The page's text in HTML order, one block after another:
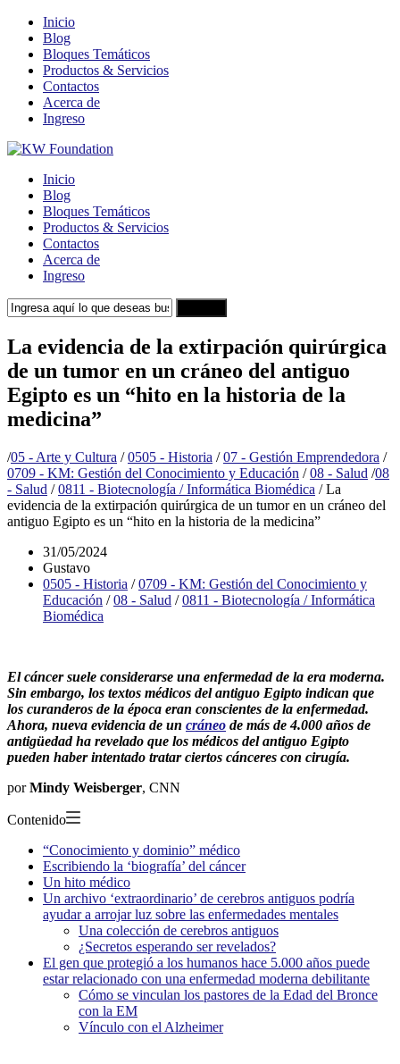
Inicio
Blog
Bloques Temáticos
Productos & Servicios
Contactos
Acerca de
Ingreso
Inicio
Blog
Bloques Temáticos
Productos & Servicios
Contactos
Acerca de
Ingreso
La evidencia de la extirpación quirúrgica
de un tumor en un cráneo del antiguo
Egipto es un “hito en la historia de la
medicina”
/05 - Arte y Cultura / 0505 - Historia / 07 - Gestión Emprendedora /
0709 - KM: Gestión del Conocimiento y Educación / 08 - Salud /08
- Salud / 0811 - Biotecnología / Informática Biomédica /La
evidencia de la extirpación quirúrgica de un tumor en un cráneo del
antiguo Egipto es un “hito en la historia de la medicina”
31/05/2024
Gustavo
0505 - Historia /0709 - KM: Gestión del Conocimiento y
Educación /08 - Salud /0811 - Biotecnología / Informática
Biomédica
El cáncer suele considerarse una enfermedad de la era moderna.
Sin embargo, los textos médicos del antiguo Egipto indican que
los curanderos de la época eran conscientes de la enfermedad.
Ahora, nueva evidencia de un cráneo de más de 4.000 años de
antigüedad ha revelado que los médicos del antiguo Egipto
pueden haber intentado tratar ciertos cánceres con cirugía.
porMindy Weisberger, CNN
Contenido
“Conocimiento y dominio” médico
Escribiendo la ‘biografía’ del cáncer
Un hito médico
Un archivo ‘extraordinario’ de cerebros antiguos podría
ayudar a arrojar luz sobre las enfermedades mentales
Una colección de cerebros antiguos
¿Secretos esperando ser revelados?
El gen que protegió a los humanos hace 5.000 años puede
estar relacionado con una enfermedad moderna debilitante
Cómo se vinculan los pastores de la Edad del Bronce
con la EM
Vínculo con el Alzheimer